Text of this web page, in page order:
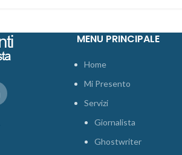
MENU PRINCIPALE
Home
Mi Presento
Servizi
Giornalista
Ghostwriter